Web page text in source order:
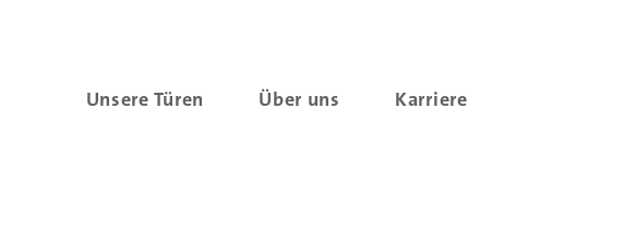
Unsere Türen Über uns Karriere